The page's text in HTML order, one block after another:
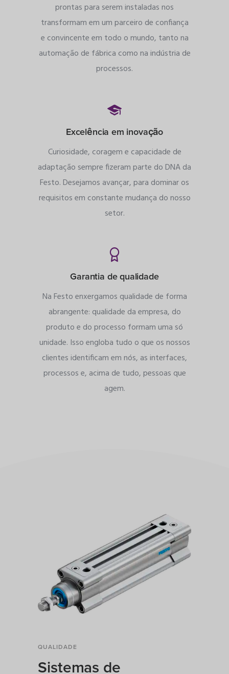
prontas para serem instaladas nos
transformam em um parceiro de confiança
e convincente em todo o mundo, tanto na
automação de fábrica como na indústria de
processos.
Excelência em inovação
Curiosidade, coragem e capacidade de
adaptação sempre fizeram parte do DNA da
Festo. Desejamos avançar, para dominar os
requisitos em constante mudança do nosso
setor.
Garantia de qualidade
Na Festo enxergamos qualidade de forma
abrangente: qualidade da empresa, do
produto e do processo formam uma só
unidade. Isso engloba tudo o que os nossos
clientes identificam em nós, as interfaces,
processos e, acima de tudo, pessoas que
agem.
QUALIDADE
Sistemas de